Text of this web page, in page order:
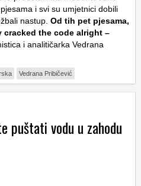
i svi su umjetnici dobili
nastup. Od tih pet pjesama,
cracked the code alright –
i analitičarka Vedrana
Vedrana Pribičević
puštati vodu u zahodu